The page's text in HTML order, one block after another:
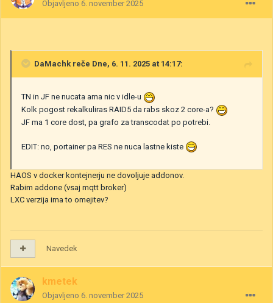
Objavljeno 6. november 2025
DaMachk reče Dne, 6. 11. 2025 at 14:17:
TN in JF ne nucata ama nic v idle-u
Kolk pogost rekalkuliras RAID5 da rabs skoz 2 core-a?
JF ma 1 core dost, pa grafo za transcodat po potrebi.
EDIT: no, portainer pa RES ne nuca lastne kiste
HAOS v docker kontejnerju ne dovoljuje addonov.
Rabim addone (vsaj mqtt broker)
LXC verzija ima to omejitev?
Navedek
kmetek
Objavljeno 6. november 2025